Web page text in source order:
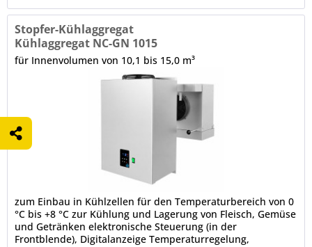
Stopfer-Kühlaggregat
Kühlaggregat NC-GN 1015
für Innenvolumen von 10,1 bis 15,0 m³
zum Einbau in Kühlzellen für den Temperaturbereich von 0
°C bis +8 °C zur Kühlung und Lagerung von Fleisch, Gemüse
und Getränken elektronische Steuerung (in der
Frontblende), Digitalanzeige Temperaturregelung,